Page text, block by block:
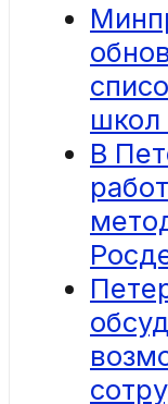
школ
В